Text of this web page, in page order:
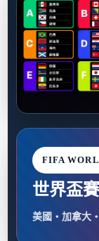
FIFA
世界盃
美國・加拿大